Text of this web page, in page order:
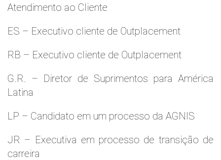
Atendimento ao Cliente
ES – Executivo cliente de Outplacement
RB – Executivo cliente de Outplacement
G.R. – Diretor de Suprimentos para América
Latina
LP – Candidato em um processo da AGNIS
JR – Executiva em processo de transição de
carreira